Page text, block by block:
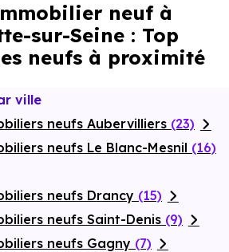
neuf à
sur-Seine : Top
neufs à proximité
ville
neufs Aubervilliers (23)
neufs Le Blanc-Mesnil (16)
neufs Drancy (15)
neufs Saint-Denis (9)
neufs Gagny (7)